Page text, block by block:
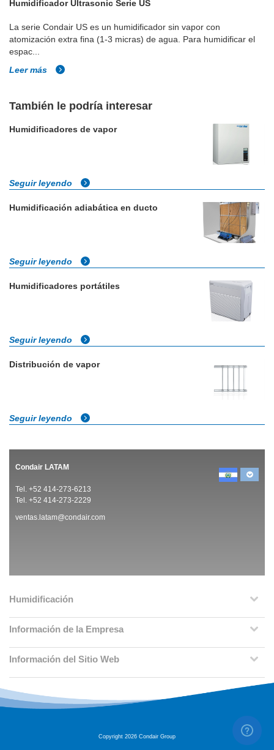
Humidificador Ultrasonic Serie US
La serie Condair US es un humidificador sin vapor con
atomización extra fina (1-3 micras) de agua. Para humidificar el
espac...
Leer más
También le podría interesar
Humidificadores de vapor
Seguir leyendo
Humidificación adiabática en ducto
Seguir leyendo
Humidificadores portátiles
Seguir leyendo
Distribución de vapor
Seguir leyendo
Condair LATAM
Tel. +52 414-273-6213
Tel. +52 414-273-2229
ventas.latam@condair.com
Humidificación
Información de la Empresa
Información del Sitio Web
Copyright 2026 Condair Group